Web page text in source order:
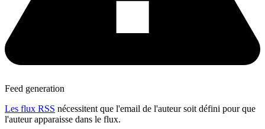
Feed generation
Les flux RSS nécessitent que l'email de l'auteur soit défini pour que
l'auteur apparaisse dans le flux.